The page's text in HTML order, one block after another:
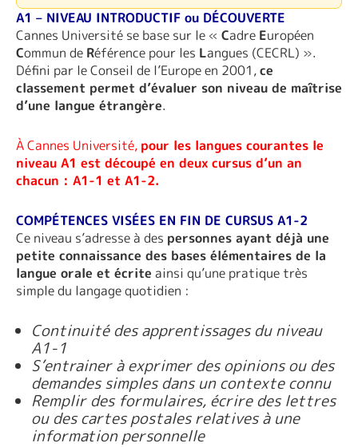
A1 – NIVEAU INTRODUCTIF ou DÉCOUVERTE
Cannes Université se base sur le « Cadre Européen
Commun de Référence pour les Langues (CECRL) ».
Défini par le Conseil de l’Europe en 2001,ce
classement permet d’évaluer son niveau de maîtrise
d’une langue étrangère.
À Cannes Université, pour les langues courantes le
niveau A1 est découpé en deux cursus d’un an
chacun : A1-1 et A1-2.
COMPÉTENCES VISÉES EN FIN DE CURSUS A1-2
Ce niveau s’adresse à des personnes ayant déjà une
petite connaissance des bases élémentaires de la
langue orale et écrite ainsi qu’une pratique très
simple du langage quotidien :
Continuité des apprentissages du niveau
A1-1
S’entrainer à exprimer des opinions ou des
demandes simples dans un contexte connu
Remplir des formulaires, écrire des lettres
ou des cartes postales relatives à une
information personnelle